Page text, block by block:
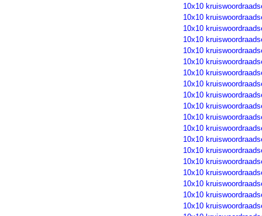
10x10
10x10
10x10
10x10
10x10
10x10
10x10
10x10
10x10
10x10
10x10
10x10
10x10
10x10
10x10
10x10
10x10
10x10
10x10